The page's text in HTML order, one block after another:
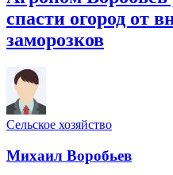
спасти огород от
заморозков
Сельское хозяйство
Михаил Воробьев